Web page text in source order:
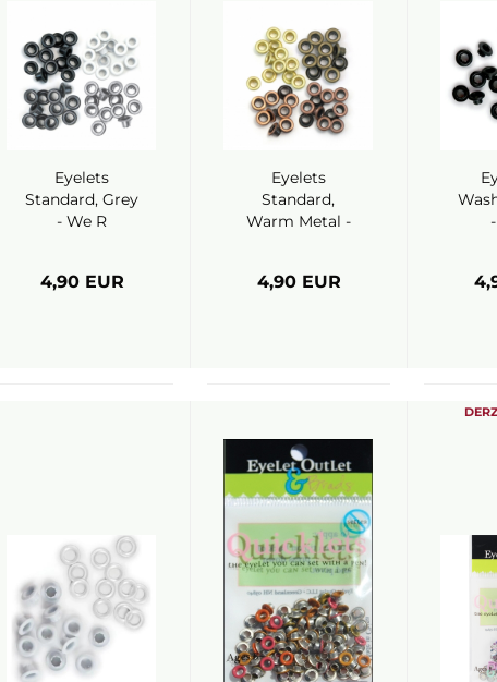
Eyelets
Standard, Grey
- We R
4,90 EUR
Eyelets
Standard,
Warm Metal -
4,90 EUR